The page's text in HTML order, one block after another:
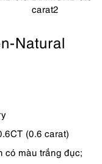
Natural
(0.6 carat)
có màu trắng đục;